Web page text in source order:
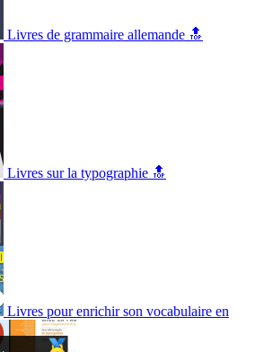
Livres de grammaire allemande 🔝
Livres sur la typographie 🔝
Livres pour enrichir son vocabulaire en